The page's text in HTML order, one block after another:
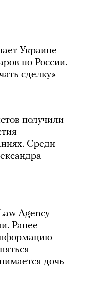
Украине
по России.
сделку»
получили
Среди
Agency
Ранее
дочь